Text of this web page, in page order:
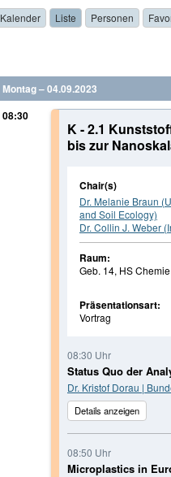
Kalender Liste Personen
Montag – 04.09.2023
08:30
K - 2.1
bis zur
Chair(s)
Dr. Melanie Braun
and Soil Ecology)
Dr. Collin J. Weber
Raum:
Geb. 14, HS
Präsentationsart:
Vortrag
08:30 Uhr
Status Quo der
Dr. Kristof Dorau |
Details anzeigen
08:50 Uhr
Microplastics in